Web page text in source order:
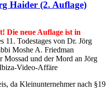
Haider (2. Auflage)
Die neue Auflage ist in
11. Todestages von Dr. Jörg
Moshe A. Friedman
Mossad und der Mord an Jörg
Video-Affäre
da Kleinunternehmer nach §19